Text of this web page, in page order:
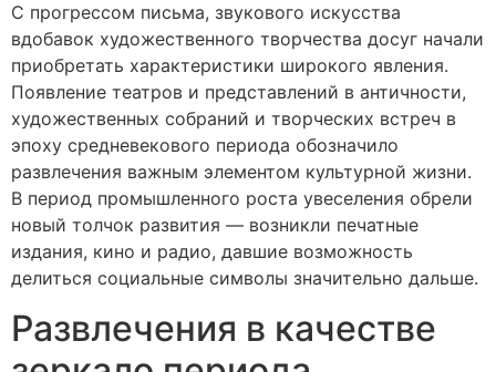
С прогрессом письма, звукового искусства
вдобавок художественного творчества досуг начали
приобретать характеристики широкого явления.
Появление театров и представлений в античности,
художественных собраний и творческих встреч в
эпоху средневекового периода обозначило
развлечения важным элементом культурной жизни.
В период промышленного роста увеселения обрели
новый толчок развития — возникли печатные
издания, кино и радио, давшие возможность
делиться социальные символы значительно дальше.
Развлечения в качестве